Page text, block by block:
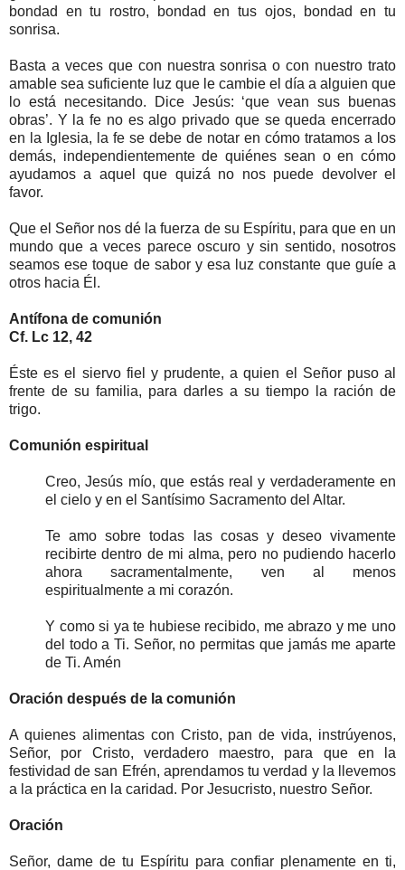
bondad en tu rostro, bondad en tus ojos, bondad en tu
sonrisa.
Basta a veces que con nuestra sonrisa o con nuestro trato
amable sea suficiente luz que le cambie el día a alguien que
lo está necesitando. Dice Jesús: ‘que vean sus buenas
obras’. Y la fe no es algo privado que se queda encerrado
en la Iglesia, la fe se debe de notar en cómo tratamos a los
demás, independientemente de quiénes sean o en cómo
ayudamos a aquel que quizá no nos puede devolver el
favor.
Que el Señor nos dé la fuerza de su Espíritu, para que en un
mundo que a veces parece oscuro y sin sentido, nosotros
seamos ese toque de sabor y esa luz constante que guíe a
otros hacia Él.
Antífona de comunión
Cf. Lc 12, 42
Éste es el siervo fiel y prudente, a quien el Señor puso al
frente de su familia, para darles a su tiempo la ración de
trigo.
Comunión espiritual
Creo, Jesús mío, que estás real y verdaderamente en
el cielo y en el Santísimo Sacramento del Altar.
Te amo sobre todas las cosas y deseo vivamente
recibirte dentro de mi alma, pero no pudiendo hacerlo
ahora sacramentalmente, ven al menos
espiritualmente a mi corazón.
Y como si ya te hubiese recibido, me abrazo y me uno
del todo a Ti. Señor, no permitas que jamás me aparte
de Ti. Amén
Oración después de la comunión
A quienes alimentas con Cristo, pan de vida, instrúyenos,
Señor, por Cristo, verdadero maestro, para que en la
festividad de san Efrén, aprendamos tu verdad y la llevemos
a la práctica en la caridad. Por Jesucristo, nuestro Señor.
Oración
Señor, dame de tu Espíritu para confiar plenamente en ti,